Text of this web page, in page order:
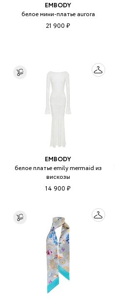
EMBODY
белое мини-платье aurora
21 900 ₽
EMBODY
белое платье emily mermaid из
вискозы
14 900 ₽